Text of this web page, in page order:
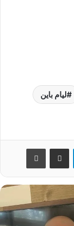
ليام باين
تيلقرام مشاركة عبر البريد طباعة